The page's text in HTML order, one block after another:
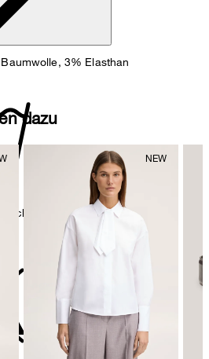
3% Elasthan
schonend
dazu